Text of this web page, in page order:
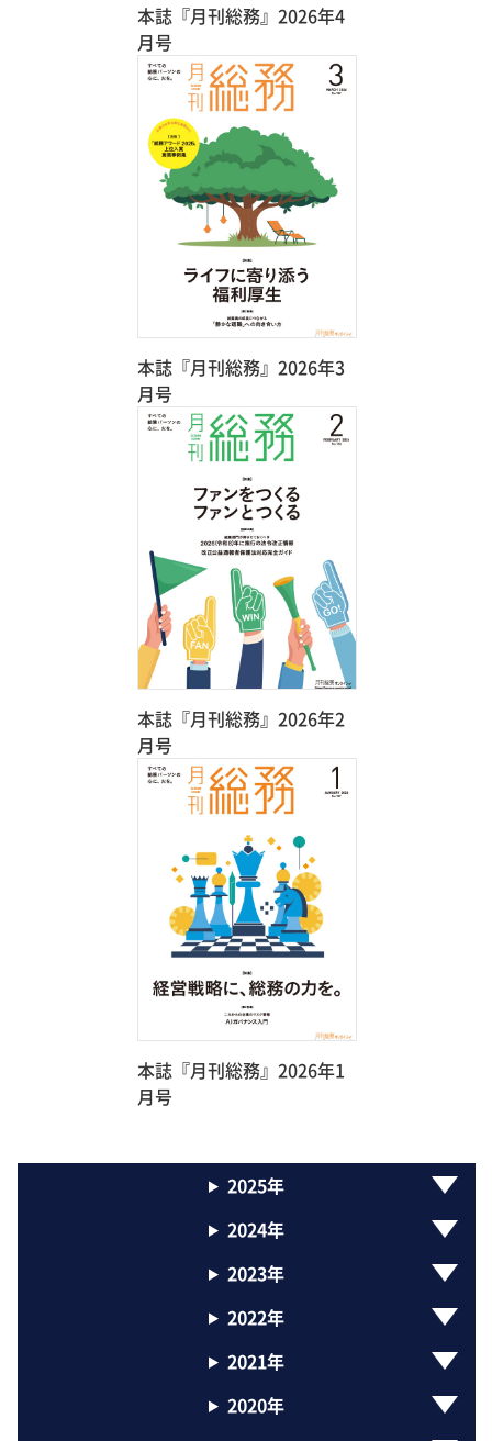
本誌『月刊総務』2026年4
月号
本誌『月刊総務』2026年3
月号
本誌『月刊総務』2026年2
月号
本誌『月刊総務』2026年1
月号
2025年
2024年
2023年
2022年
2021年
2020年